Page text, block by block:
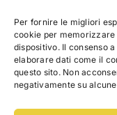
Per fornire le migliori
cookie per
dispositivo. Il consenso
elaborare dati come il
questo sito. Non
negativamente su